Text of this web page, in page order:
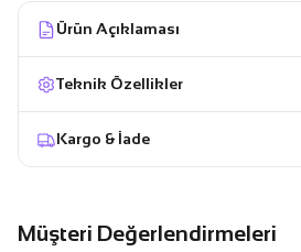
Ürün Açıklaması
Teknik Özellikler
Kargo & İade
Müşteri Değerlendirmeleri